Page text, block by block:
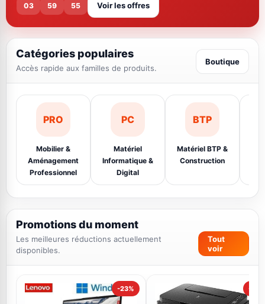
03
59 54 Voir les offres
Catégories populaires
Accès rapide aux familles de produits.
Boutique
PRO
Mobilier &
Aménagement
Professionnel
PC
Matériel
Informatique &
Digital
BTP
Matériel BTP &
Construction
Promotions du moment
Les meilleures réductions actuellement
disponibles.
Tout
voir
-23% -18%